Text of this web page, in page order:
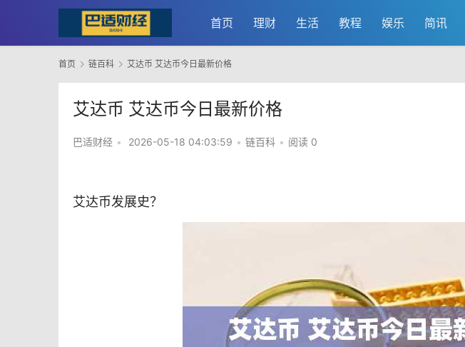
首页 理财 生活 教程 娱乐 简讯
首页 链百科 艾达币 艾达币今日最新价格
艾达币 艾达币今日最新价格
巴适财经 • 2026-05-18 04:03:59 • 链百科 • 阅读 0
艾达币发展史？